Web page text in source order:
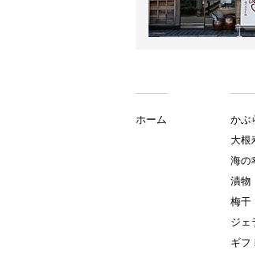
ホーム
かぶ
大根
海の
漬物
梅干
ジェ
ギフ